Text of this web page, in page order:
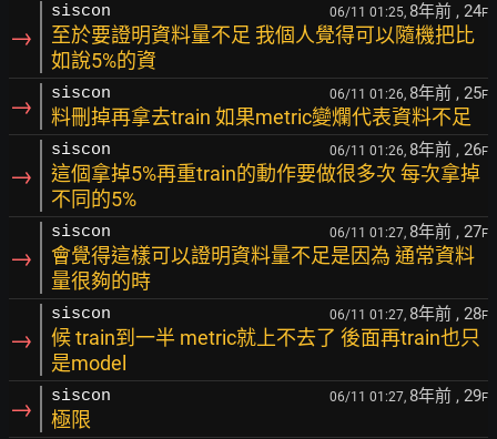
→
siscon 06/11 01:25, 8年前 , 24F
至於要證明資料量不足 我個人覺得可以隨機把比
如說5%的資
→ siscon 06/11 01:26, 8年前 , 25F
料刪掉再拿去train 如果metric變爛代表資料不足
→
siscon 06/11 01:26, 8年前 , 26F
這個拿掉5%再重train的動作要做很多次 每次拿掉
不同的5%
→
siscon 06/11 01:27, 8年前 , 27F
會覺得這樣可以證明資料量不足是因為 通常資料
量很夠的時
→
siscon 06/11 01:27, 8年前 , 28F
候 train到一半 metric就上不去了 後面再train也只
是model
→ siscon 06/11 01:27, 8年前 , 29F
極限